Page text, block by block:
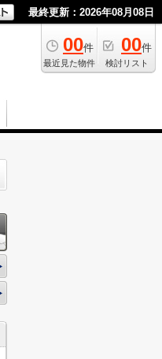
最終更新：2026年08月08日
00件
最近見た物件
00件
検討リスト